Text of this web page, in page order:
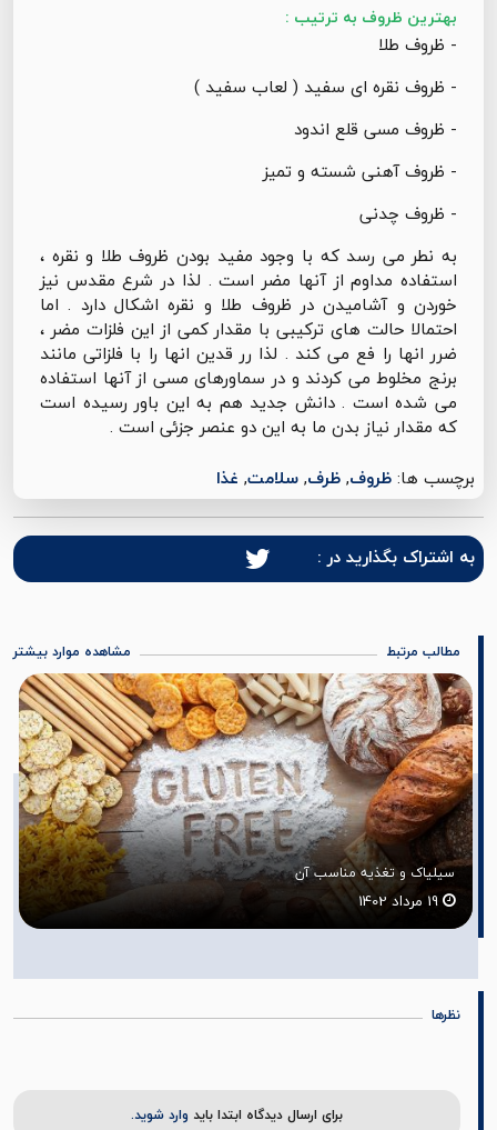
بهترین ظروف به ترتیب :
- ظروف طلا
- ظروف نقره ای سفید ( لعاب سفید )
- ظروف مسی قلع اندود
- ظروف آهنی شسته و تمیز
- ظروف چدنی
به نطر می رسد که با وجود مفید بودن ظروف طلا و نقره ،
استفاده مداوم از آنها مضر است . لذا در شرع مقدس نیز
خوردن و آشامیدن در ظروف طلا و نقره اشکال دارد . اما
احتمالا حالت های ترکیبی با مقدار کمی از این فلزات مضر ،
ضرر انها را فع می کند . لذا رر قدین انها را با فلزاتی مانند
برنج مخلوط می کردند و در سماورهای مسی از آنها استفاده
می شده است . دانش جدید هم به این باور رسیده است
که مقدار نیاز بدن ما به این دو عنصر جزئی است .
برچسب ها:ظروف,ظرف,سلامت, غذا
به اشتراک بگذارید در :
مطالب مرتبط مشاهده موارد بیشتر
خواص ماهی سالمون
نظرها
برای ارسال دیدگاه ابتدا باید وارد شوید.